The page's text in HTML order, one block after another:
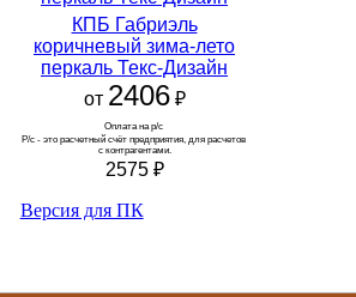
КПБ Габриэль
коричневый зима-лето
перкаль Текс-Дизайн
от 2406₽
Оплата на р/с
Р/с - это расчетный счёт предприятия, для расчетов
с контрагентами.
2575₽
Версия для ПК